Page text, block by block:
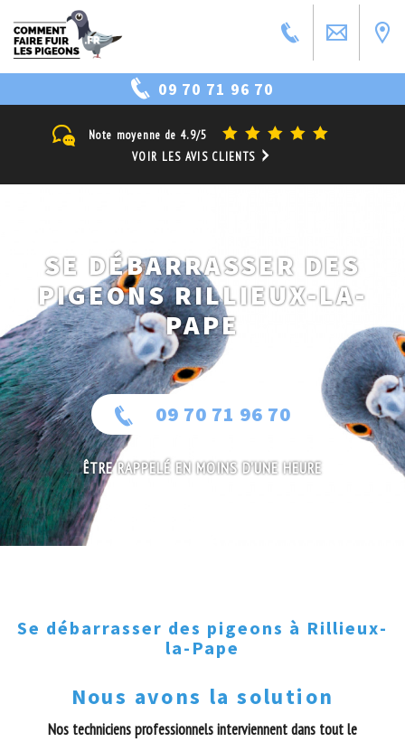
09 70 71 96 70
Note moyenne de 4.9/5
VOIR LES AVIS CLIENTS
SE DÉBARRASSER DES
PIGEONS RILLIEUX-LA-
PAPE
09 70 71 96 70
ÊTRE RAPPELÉ EN MOINS D'UNE HEURE
Se débarrasser des pigeons à Rillieux-
la-Pape
Nous avons la solution
Nos techniciens professionnels interviennent dans tout le